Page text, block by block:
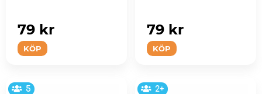
KÖP
79 kr
KÖP
79 kr
5 2+